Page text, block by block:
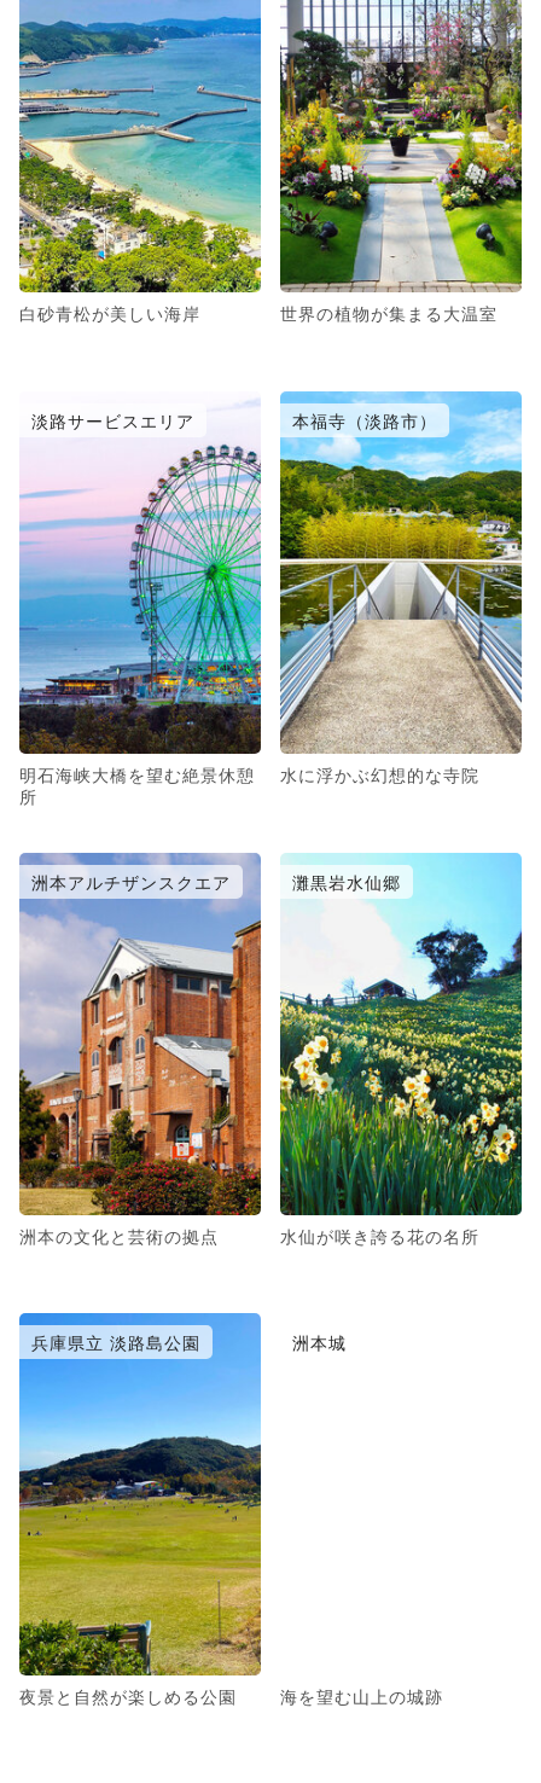
白砂青松が美しい海岸 世界の植物が集まる大温室
淡路サービスエリア
明石海峡大橋を望む絶景休憩
所
本福寺（淡路市）
水に浮かぶ幻想的な寺院
洲本アルチザンスクエア
洲本の文化と芸術の拠点
灘黒岩水仙郷
水仙が咲き誇る花の名所
兵庫県立 淡路島公園
夜景と自然が楽しめる公園
洲本城
海を望む山上の城跡